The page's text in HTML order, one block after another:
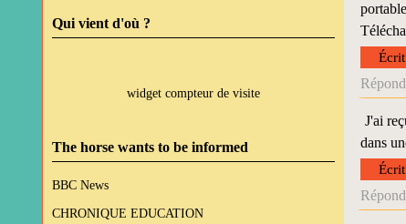
Qui vient d'où ?
widget compteur de visite
The horse wants to be informed
BBC News
CHRONIQUE EDUCATION
J'ai
dans